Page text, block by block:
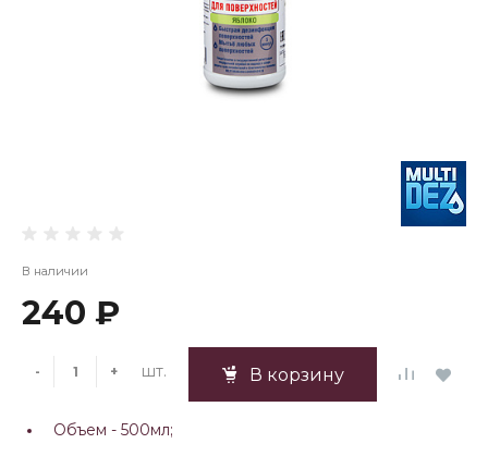
В наличии
240 ₽
- + шт. В корзину
Объем - 500мл;